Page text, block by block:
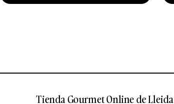
Tienda Gourmet Online de Lleida